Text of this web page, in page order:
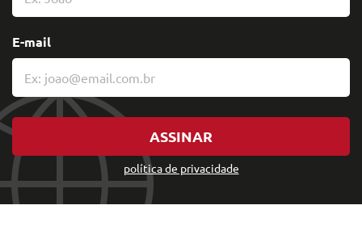
política de privacidade
E-mail
ASSINAR